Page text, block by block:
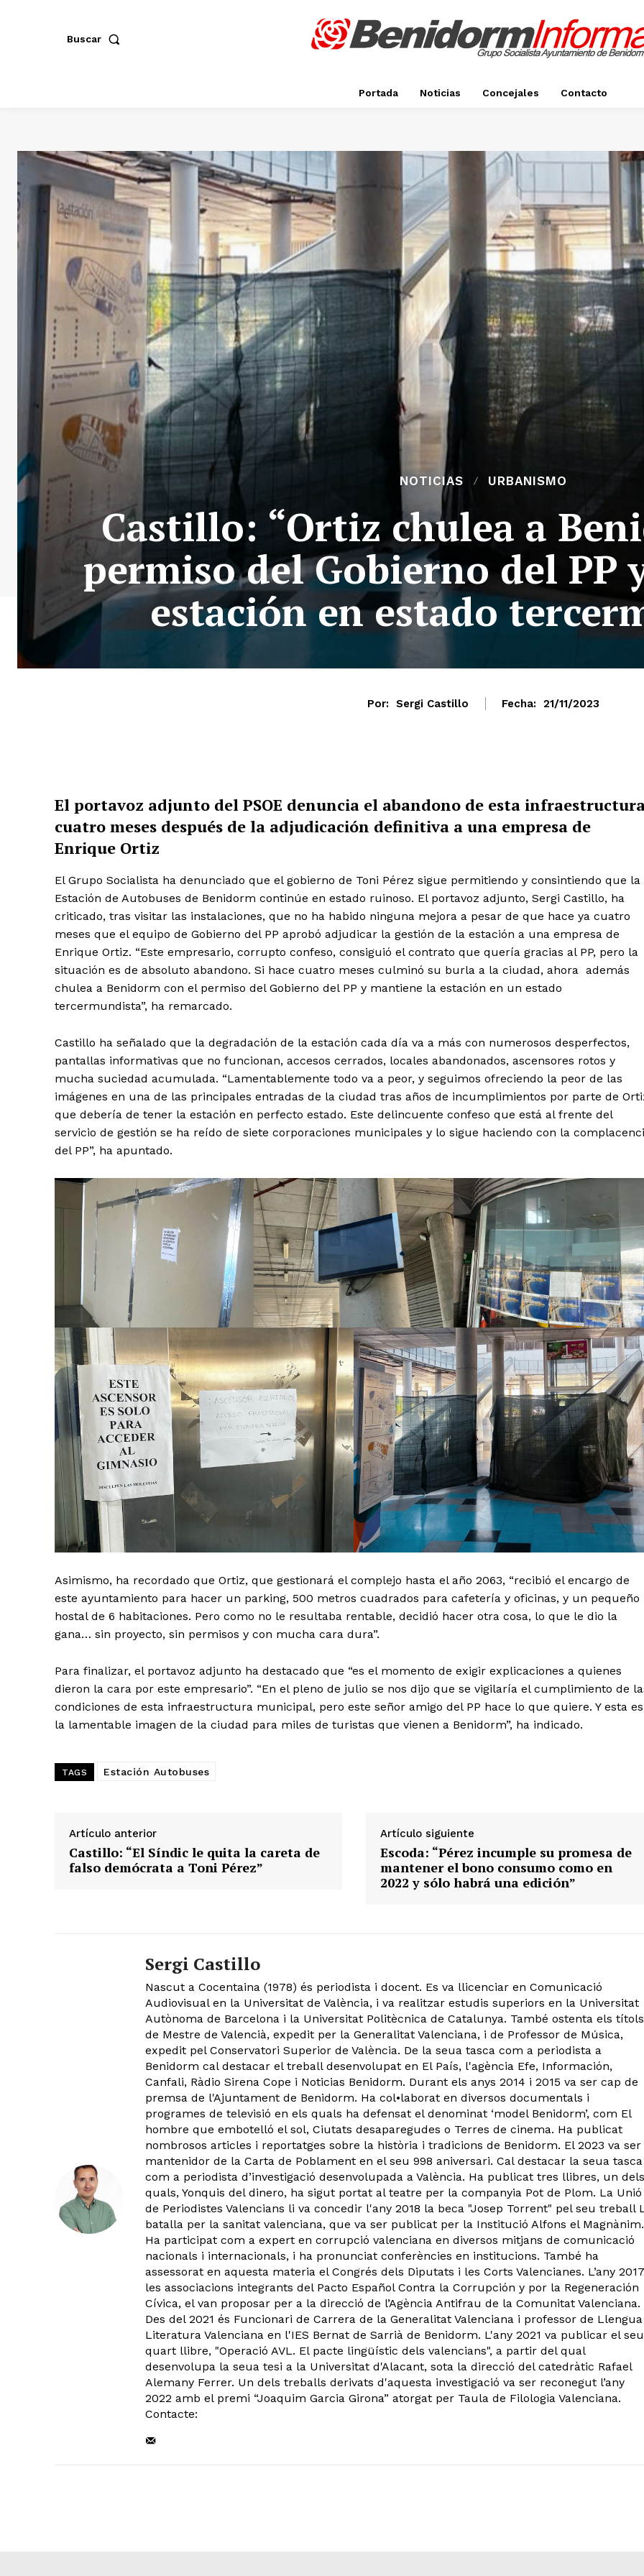
Buscar
Portada Noticias Concejales Contacto
NOTICIAS URBANISMO
Castillo: “Ortiz chulea a
permiso del Gobierno del PP
estación en estado
Por: Sergi Castillo Fecha: 21/11/2023
El portavoz adjunto del PSOE denuncia el abandono de esta
cuatro meses después de la adjudicación definitiva a una empresa de
Enrique Ortiz
El Grupo Socialista ha denunciado que el gobierno de Toni Pérez sigue permitiendo y consintiendo que la
Estación de Autobuses de Benidorm continúe en estado ruinoso. El portavoz adjunto, Sergi Castillo, ha
criticado, tras visitar las instalaciones, que no ha habido ninguna mejora a pesar de que hace ya cuatro
meses que el equipo de Gobierno del PP aprobó adjudicar la gestión de la estación a una empresa de
Enrique Ortiz. “Este empresario, corrupto confeso, consiguió el contrato que quería gracias al PP, pero la
situación es de absoluto abandono. Si hace cuatro meses culminó su burla a la ciudad, ahora además
chulea a Benidorm con el permiso del Gobierno del PP y mantiene la estación en un estado
tercermundista”, ha remarcado.
Castillo ha señalado que la degradación de la estación cada día va a más con numerosos desperfectos,
pantallas informativas que no funcionan, accesos cerrados, locales abandonados, ascensores rotos y
mucha suciedad acumulada. “Lamentablemente todo va a peor, y seguimos ofreciendo la peor de las
imágenes en una de las principales entradas de la ciudad tras años de incumplimientos por parte de
que debería de tener la estación en perfecto estado. Este delincuente confeso que está al frente del
servicio de gestión se ha reído de siete corporaciones municipales y lo sigue haciendo con la
del PP”, ha apuntado.
Asimismo, ha recordado que Ortiz, que gestionará el complejo hasta el año 2063, “recibió el encargo de
este ayuntamiento para hacer un parking, 500 metros cuadrados para cafetería y oficinas, y un pequeño
hostal de 6 habitaciones. Pero como no le resultaba rentable, decidió hacer otra cosa, lo que le dio la
gana… sin proyecto, sin permisos y con mucha cara dura”.
Para finalizar, el portavoz adjunto ha destacado que “es el momento de exigir explicaciones a quienes
dieron la cara por este empresario”. “En el pleno de julio se nos dijo que se vigilaría el cumplimiento de
condiciones de esta infraestructura municipal, pero este señor amigo del PP hace lo que quiere. Y esta es
la lamentable imagen de la ciudad para miles de turistas que vienen a Benidorm”, ha indicado.
TAGS Estación Autobuses
Artículo anterior
Castillo: “El Síndic le quita la careta de
falso demócrata a Toni Pérez”
Artículo siguiente
Escoda: “Pérez incumple su promesa de
mantener el bono consumo como en
2022 y sólo habrá una edición”
Sergi Castillo
Nascut a Cocentaina (1978) és periodista i docent. Es va llicenciar en Comunicació
Audiovisual en la Universitat de València, i va realitzar estudis superiors en la Universitat
Autònoma de Barcelona i la Universitat Politècnica de Catalunya. També ostenta els títols
de Mestre de Valencià, expedit per la Generalitat Valenciana, i de Professor de Música,
expedit pel Conservatori Superior de València. De la seua tasca com a periodista a
Benidorm cal destacar el treball desenvolupat en El País, l'agència Efe, Información,
Canfali, Ràdio Sirena Cope i Noticias Benidorm. Durant els anys 2014 i 2015 va ser cap de
premsa de l'Ajuntament de Benidorm. Ha col•laborat en diversos documentals i
programes de televisió en els quals ha defensat el denominat ‘model Benidorm’, com El
hombre que embotelló el sol, Ciutats desaparegudes o Terres de cinema. Ha publicat
nombrosos articles i reportatges sobre la història i tradicions de Benidorm. El 2023 va ser
mantenidor de la Carta de Poblament en el seu 998 aniversari. Cal destacar la seua tasca
com a periodista d’investigació desenvolupada a València. Ha publicat tres llibres, un dels
quals, Yonquis del dinero, ha sigut portat al teatre per la companyia Pot de Plom. La Unió
de Periodistes Valencians li va concedir l'any 2018 la beca "Josep Torrent" pel seu treball
batalla per la sanitat valenciana, que va ser publicat per la Institució Alfons el Magnànim.
Ha participat com a expert en corrupció valenciana en diversos mitjans de comunicació
nacionals i internacionals, i ha pronunciat conferències en institucions. També ha
assessorat en aquesta materia el Congrés dels Diputats i les Corts Valencianes. L’any
les associacions integrants del Pacto Español Contra la Corrupción y por la Regeneración
Cívica, el van proposar per a la direcció de l’Agència Antifrau de la Comunitat Valenciana.
Des del 2021 és Funcionari de Carrera de la Generalitat Valenciana i professor de
Literatura Valenciana en l'IES Bernat de Sarrià de Benidorm. L'any 2021 va publicar el seu
quart llibre, "Operació AVL. El pacte lingüístic dels valencians", a partir del qual
desenvolupa la seua tesi a la Universitat d'Alacant, sota la direcció del catedràtic Rafael
Alemany Ferrer. Un dels treballs derivats d'aquesta investigació va ser reconegut l’any
2022 amb el premi “Joaquim Garcia Girona” atorgat per Taula de Filologia Valenciana.
Contacte: